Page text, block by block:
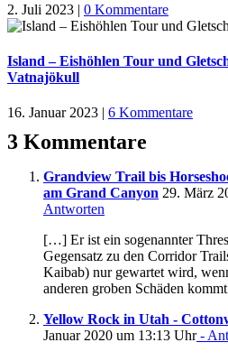
2. Juli 2023 | 0 Kommentare
Island – Eishöhlen Tour und
Vatnajökull
16. Januar 2023 | 6 Kommentare
3 Kommentare
Grandview Trail bis
am Grand Canyon 29. März
Antworten
[…] Er ist ein sogenannter
Gegensatz zu den Corridor
Kaibab) nur gewartet wird,
anderen groben Schäden
Yellow Rock in Utah -
Januar 2020 um 13:13 Uhr-